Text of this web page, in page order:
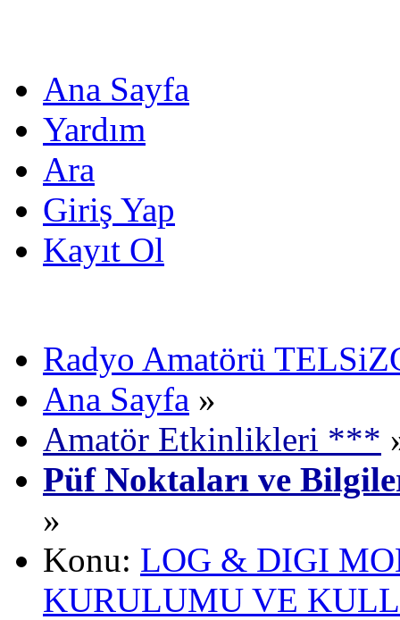
Ana Sayfa
Yardım
Ara
Giriş Yap
Kayıt Ol
Radyo Amatörü
Ana Sayfa »
Amatör Etkinlikleri ***
Püf Noktaları ve
»
Konu: LOG & DIGI
KURULUMU VE